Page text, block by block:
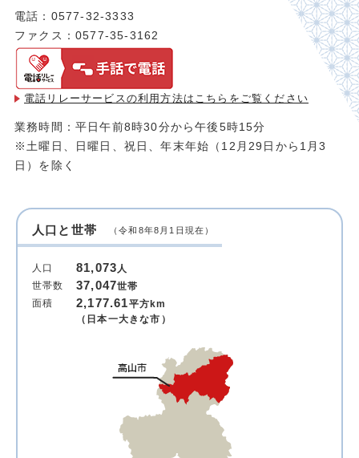
電話：0577-32-3333
ファクス：0577-35-3162
電話リレーサービスの利用方法は こちらをご覧ください
業務時間：平日午前8時30分から午後5時15分
※土曜日、日曜日、祝日、年末年始（12月29日から1月3
日）を除く
人口と世帯 （令和8年8月1日現在）
人口 81,073人
世帯数
37,047世帯
面積
2,177.61平方km
（日本一大きな市）